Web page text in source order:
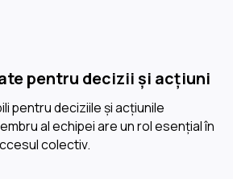
pentru decizii și acțiuni
pentru deciziile și acțiunile
al echipei are un rol esențial în
colectiv.